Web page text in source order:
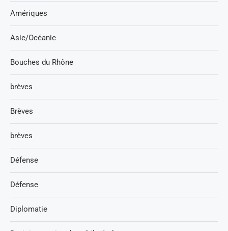
Amériques
Asie/Océanie
Bouches du Rhône
brèves
Brèves
brèves
Défense
Défense
Diplomatie